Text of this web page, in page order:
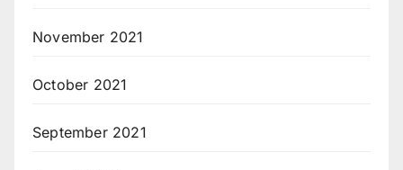
November 2021
October 2021
September 2021